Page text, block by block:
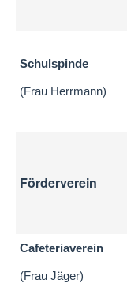
Schulspinde
(Frau Herrmann)
Förderverein
Cafeteriaverein
(Frau Jäger)